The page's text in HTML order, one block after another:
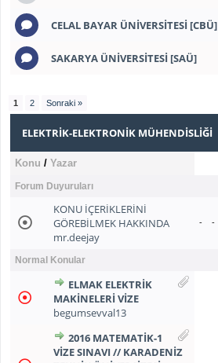
CELAL BAYAR ÜNIVERSITESI [CBÜ]
SAKARYA ÜNIVERSITESI [SAÜ]
1 2 Sonraki »
ELEKTRIK-ELEKTRONIK MÜHENDISLIĞI
Konu / Yazar
Forum Duyuruları
KONU İÇERİKLERİNİ
GÖREBİLMEK HAKKINDA
mr.deejay
- -
Normal Konular
ELMAK ELEKTRIK
MAKINELERI VIZE
begumsevval13
2016 MATEMATİK-1
VİZE SINAVI // KARADENİZ